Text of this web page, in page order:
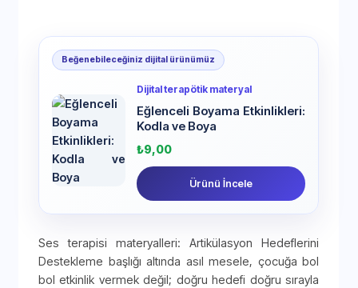
Beğenebileceğiniz dijital ürünümüz
Dijital terapötik materyal
Eğlenceli Boyama Etkinlikleri:
Kodla ve Boya
₺9,00
Ürünü İncele
Ses terapisi materyalleri: Artikülasyon Hedeflerini
Destekleme başlığı altında asıl mesele, çocuğa bol
bol etkinlik vermek değil; doğru hedefi doğru sırayla